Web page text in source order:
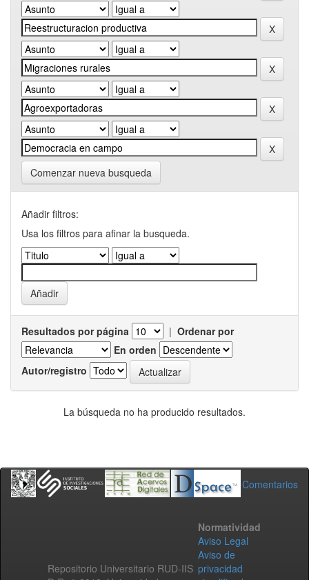
Comenzar nueva busqueda
Añadir filtros:
Usa los filtros para afinar la busqueda.
Resultados por página | Ordenar por
En orden
Autor/registro
La búsqueda no ha producido resultados.
Comentarios
Repositorio Universitario RUD-IIS
Normatividad
Aviso Legal
Aviso de
privacidad